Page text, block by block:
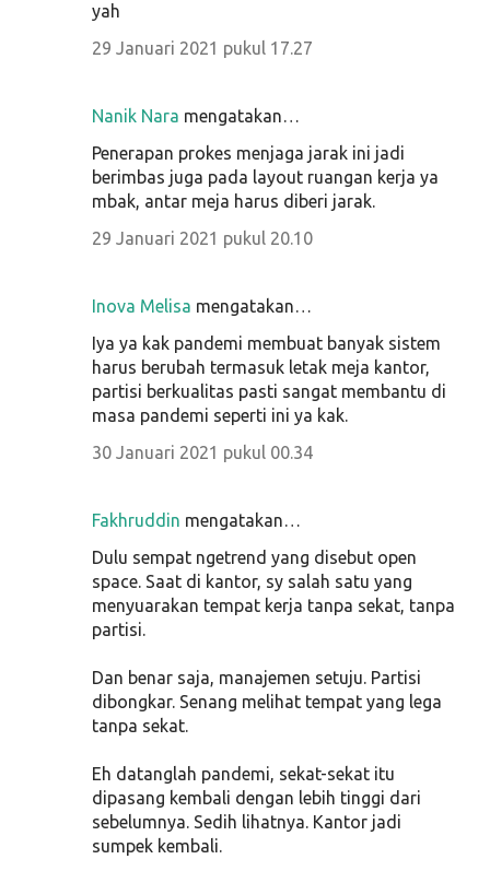
yah
29 Januari 2021 pukul 17.27
Nanik Nara mengatakan…
Penerapan prokes menjaga jarak ini jadi
berimbas juga pada layout ruangan kerja ya
mbak, antar meja harus diberi jarak.
29 Januari 2021 pukul 20.10
Inova Melisa mengatakan…
Iya ya kak pandemi membuat banyak sistem
harus berubah termasuk letak meja kantor,
partisi berkualitas pasti sangat membantu di
masa pandemi seperti ini ya kak.
30 Januari 2021 pukul 00.34
Fakhruddin mengatakan…
Dulu sempat ngetrend yang disebut open
space. Saat di kantor, sy salah satu yang
menyuarakan tempat kerja tanpa sekat, tanpa
partisi.
Dan benar saja, manajemen setuju. Partisi
dibongkar. Senang melihat tempat yang lega
tanpa sekat.
Eh datanglah pandemi, sekat-sekat itu
dipasang kembali dengan lebih tinggi dari
sebelumnya. Sedih lihatnya. Kantor jadi
sumpek kembali.